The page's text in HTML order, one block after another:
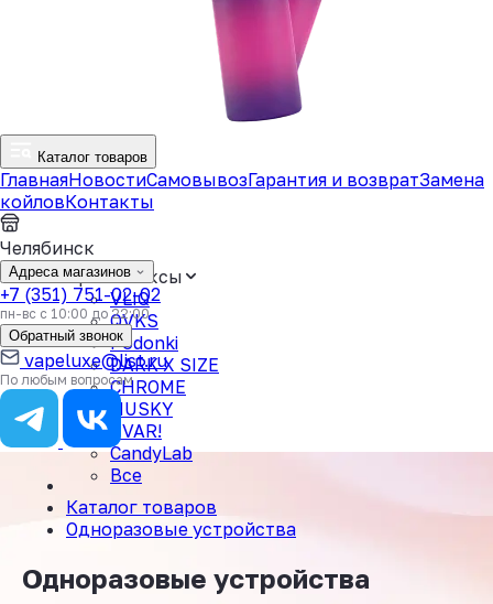
Аромамиксы
VLIQ
QVKS
Podonki
DARK X SIZE
CHROME
HUSKY
TVAR!
CandyLab
Все
Каталог товаров
ГлавнаяНовостиСамовывозГарантия и возвратЗамена
койловКонтакты
Челябинск
Адреса магазинов
+7 (351) 751-02-02
пн-вс с 10:00 до 22:00
Обратный звонок
vapeluxe@list.ru
По любым вопросам
Каталог товаров
Одноразовые устройства
Одноразовые устройства